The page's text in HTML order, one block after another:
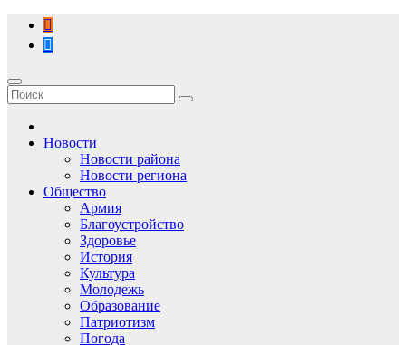
Перейти
содержимому
Новости
Новости района
Новости региона
Общество
Армия
Благоустройство
Здоровье
История
Культура
Молодежь
Образование
Патриотизм
Погода